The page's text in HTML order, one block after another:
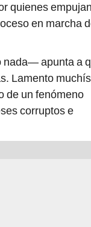
quienes empujan
en marcha
nada— apunta a
Lamento
de un fenómeno
corruptos e